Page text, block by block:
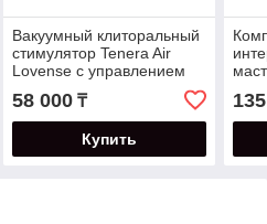
Вакуумный клиторальный
стимулятор Tenera Air
Lovense c управлением
58 000₸
Купить